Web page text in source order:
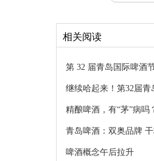
相关阅读
第 32 届青岛国际啤酒
继续哈起来！第32届
精酿啤酒，有“茅”病吗
青岛啤酒：双奥品牌
啤酒概念午后拉升